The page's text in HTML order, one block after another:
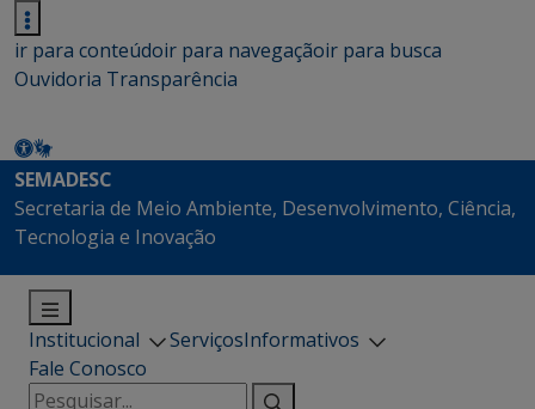
ir para conteúdoir para navegaçãoir para busca
Ouvidoria Transparência
SEMADESC
Secretaria de Meio Ambiente, Desenvolvimento, Ciência,
Tecnologia e Inovação
Institucional ServiçosInformativos
Fale Conosco
Pesquisar